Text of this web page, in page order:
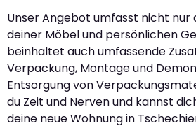
Unser Angebot umfasst nicht nur
deiner Möbel und persönlichen
beinhaltet auch umfassende
Verpackung, Montage und
Entsorgung von
du Zeit und Nerven und kannst
deine neue Wohnung in